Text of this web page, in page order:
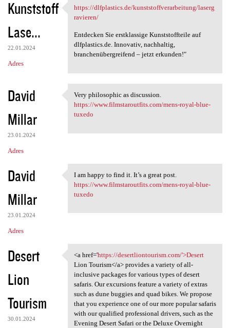
Kunststoff
Lase...
22.01.2024
Adres
https://dlfplastics.de
https://dlfplastics.de/kunststoffverarbeitung/laserg
ravieren/
Entdecken Sie erstklassige Kunststoffteile auf
dlfplastics.de. Innovativ, nachhaltig,
branchenübergreifend – jetzt erkunden!"
David
Millar
23.01.2024
Adres
Very philosophic as
Very philosophic as discussion.
https://www.filmstaroutfits.com/mens-royal-blue-
tuxedo
David
Millar
23.01.2024
Adres
I am happy to find it. It’s a
I am happy to find it. It’s a great post.
https://www.filmstaroutfits.com/mens-royal-blue-
tuxedo
Desert
Lion
Tourism
30.01.2024
<a href='https:/
<a href='https://desertliontourism.com/'>Desert
Lion Tourism</a> provides a variety of all-
inclusive packages for various types of desert
safaris. Our excursions feature a variety of extras
such as dune buggies and quad bikes. We propose
that you experience one of our more popular safaris
with our qualified professional drivers, such as the
Evening Desert Safari or the Deluxe Overnight